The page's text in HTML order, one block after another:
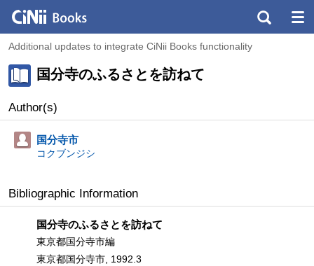
Additional updates to integrate CiNii Books functionality
国分寺のふるさとを訪ねて
Author(s)
国分寺市
コクブンジシ
Bibliographic Information
国分寺のふるさとを訪ねて
東京都国分寺市編
東京都国分寺市, 1992.3